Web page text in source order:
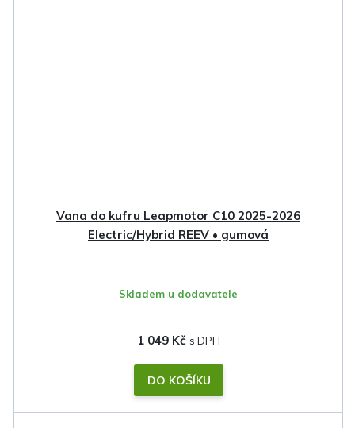
Vana do kufru Leapmotor C10 2025-2026
Electric/Hybrid REEV • gumová
Skladem u dodavatele
1 049 Kč
DO KOŠÍKU